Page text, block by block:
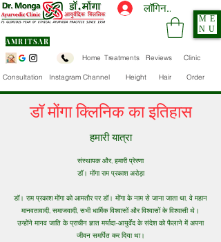
लॉगिन करें
AMRITSAR
ME
NU
Order
Height Hair
Consultation Instagram Channel
Home Treatments Reviews Clinic
डॉ मोंगा क्लिनिक का इतिहास
हमारी यात्रा
संस्थापक और, हमारी प्रेरणा
डॉ। मोंगा राम प्रकाश अरोड़ा
डॉ। राम प्रकाश मोंगा को आमतौर पर डॉ। मोंगा के नाम से जाना जाता था, वे महान
मानवतावादी, समाजवादी, सभी धार्मिक विश्वासों और विश्वासों के विश्वासी थे।
उन्होंने मानव जाति के प्राचीन ज्ञात मर्यादा-आयुर्वेद के संदेश को फैलाने में अपना
जीवन समर्पित कर दिया था।